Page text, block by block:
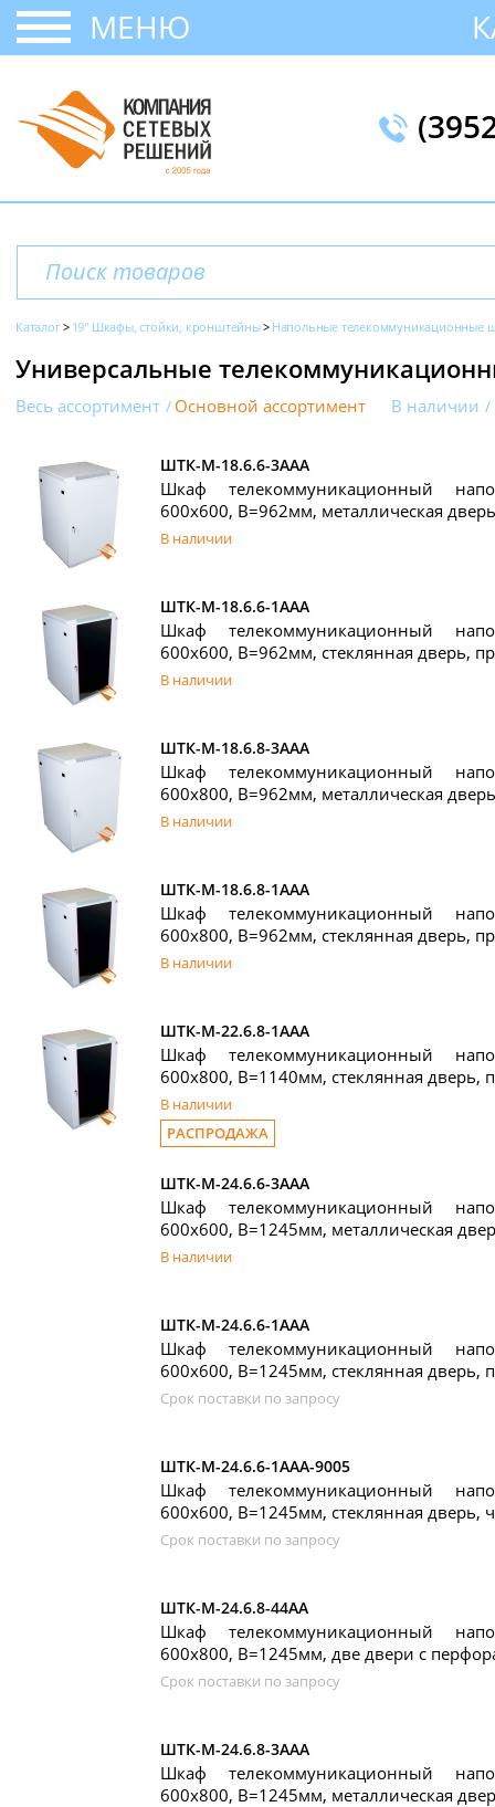
МЕНЮ
Каталог 19" Шкафы, стойки, кронштейны Напольные телекоммуникационные
Универсальные
Весь ассортимент Основной ассортимент В наличии
ШТК-М-18.6.6-3ААА
Шкаф телекоммуникационный
600x600, В=962мм, металлическая
В наличии
ШТК-М-18.6.6-1ААА
Шкаф телекоммуникационный
600x600, В=962мм, стеклянная дверь,
В наличии
ШТК-М-18.6.8-3ААА
Шкаф телекоммуникационный
600x800, В=962мм, металлическая
В наличии
ШТК-М-18.6.8-1ААА
Шкаф телекоммуникационный
600x800, В=962мм, стеклянная дверь,
В наличии
ШТК-М-22.6.8-1ААА
Шкаф телекоммуникационный
600x800, В=1140мм, стеклянная
В наличии
РАСПРОДАЖА
ШТК-М-24.6.6-3ААА
Шкаф телекоммуникационный
600x600, В=1245мм, металлическая
В наличии
ШТК-М-24.6.6-1ААА
Шкаф телекоммуникационный
600x600, В=1245мм, стеклянная
Срок поставки по запросу
ШТК-М-24.6.6-1ААА-9005
Шкаф телекоммуникационный
600x600, В=1245мм, стеклянная
Срок поставки по запросу
ШТК-М-24.6.8-44АА
Шкаф телекоммуникационный
600x800, В=1245мм, две двери с
Срок поставки по запросу
ШТК-М-24.6.8-3ААА
Шкаф телекоммуникационный
600x800, В=1245мм, металлическая